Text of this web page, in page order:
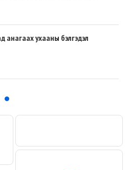
анагаах ухааны бэлгэдэл